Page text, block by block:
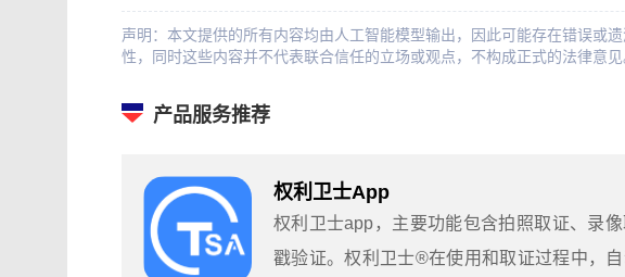
声明：本文提供的所有内容均由人工智能模型输出，因此可能存在错误或
性，同时这些内容并不代表联合信任的立场或观点，不构成正式的法律意见
产品服务推荐
权利卫士App
权利卫士app，主要功能包含拍照取证、录
戳验证。权利卫士®在使用和取证过程中，